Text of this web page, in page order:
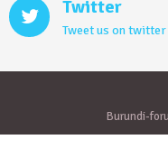
Twitter
Tweet us on twitter
Burundi-